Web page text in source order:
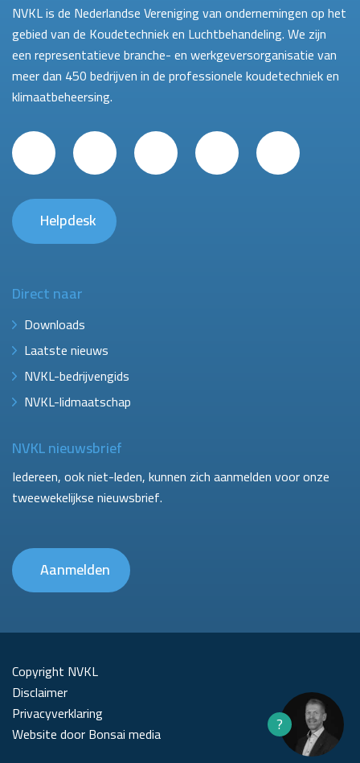
NVKL is de Nederlandse Vereniging van ondernemingen op het
gebied van de Koudetechniek en Luchtbehandeling. We zijn
een representatieve branche- en werkgeversorganisatie van
meer dan 450 bedrijven in de professionele koudetechniek en
klimaatbeheersing.
Helpdesk
Direct naar
Downloads
Laatste nieuws
NVKL-bedrijvengids
NVKL-lidmaatschap
NVKL nieuwsbrief
Iedereen, ook niet-leden, kunnen zich aanmelden voor onze
tweewekelijkse nieuwsbrief.
Aanmelden
Copyright NVKL
Disclaimer
Privacyverklaring
Website door Bonsai media
?